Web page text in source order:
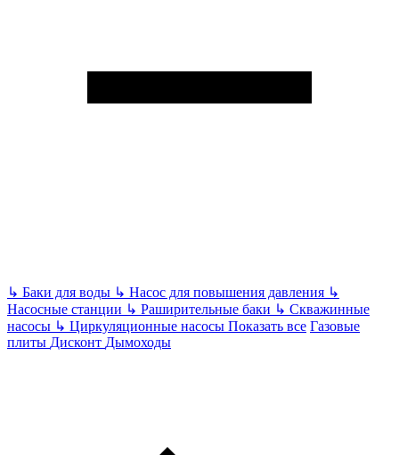
↳ Баки для воды ↳ Насос для повышения давления ↳
Насосные станции ↳ Раширительные баки ↳ Скважинные
насосы ↳ Циркуляционные насосы Показать все Газовые
плиты Дисконт Дымоходы